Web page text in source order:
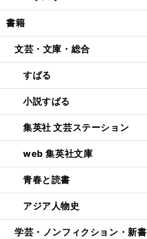
書籍
文芸・文庫・総合
すばる
小説すばる
集英社 文芸ステーション
web 集英社文庫
青春と読書
アジア人物史
学芸・ノンフィクション・新書